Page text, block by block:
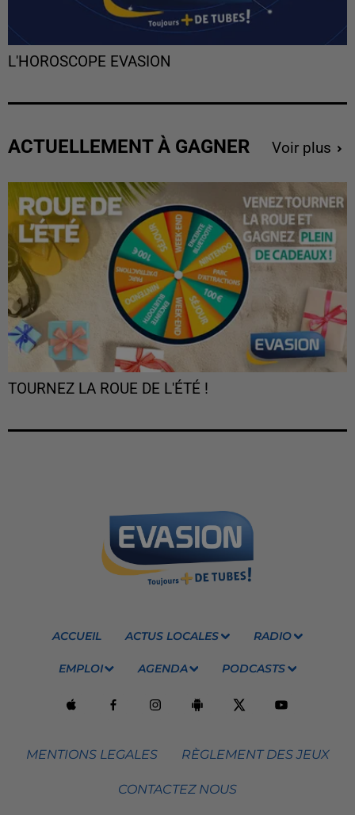
L'HOROSCOPE EVASION
ACTUELLEMENT À GAGNER Voir plus
TOURNEZ LA ROUE DE L'ÉTÉ !
ACCUEIL ACTUS LOCALES RADIO
EMPLOI AGENDA PODCASTS
MENTIONS LEGALES RÈGLEMENT DES JEUX
CONTACTEZ NOUS